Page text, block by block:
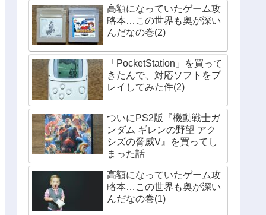
高額になっていたゲーム攻
略本…この世界も奥が深い
んだなの巻(2)
「PocketStation」を買って
きたんで、対応ソフトをプ
レイしてみた件(2)
ついにPS2版『機動戦士ガ
ンダム ギレンの野望 アク
シズの脅威V』を買ってし
まった話
高額になっていたゲーム攻
略本…この世界も奥が深い
んだなの巻(1)